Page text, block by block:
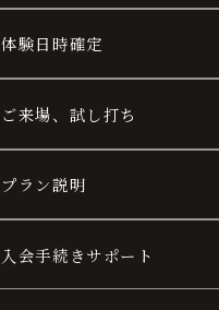
体験日時確定
ご来場、試し打ち
プラン説明
入会手続きサポート